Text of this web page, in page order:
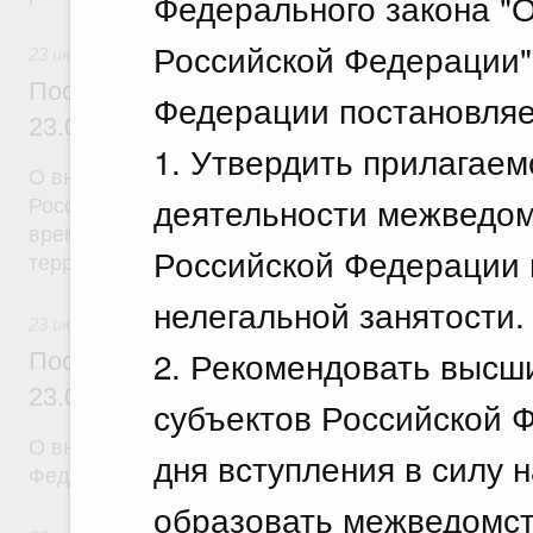
Российской
Федерации
1. Утвердить
деятельности
Российской
нелегальной занятости.
2. Рекомендовать
субъектов Российской
дня вступления в силу
образовать
Постановление Правительства
23.07.2026 г. № 926
О внесении на ратификацию Соглашения между
Российской Федерации и Правительством
временной трудовой деятельности граждан
территории другого государства
Постановление Правительства
23.07.2026 г. № 928
Федерации от 20 июля 2011 г. № 590